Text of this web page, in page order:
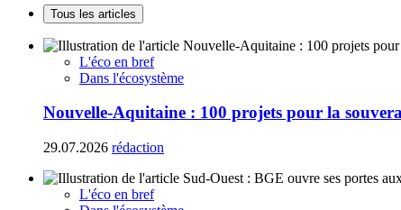
Tous les articles
L'éco en bref
Dans l'écosystème
Nouvelle-Aquitaine : 100 projets pour la
29.07.2026 rédaction
L'éco en bref